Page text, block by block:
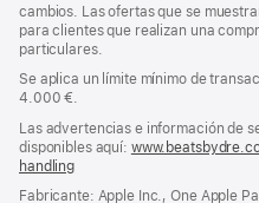
cambios. Las ofertas que se
para clientes que realizan una
particulares.
Se aplica un límite mínimo de
4.000 €.
Las advertencias e información de
disponibles aquí:
handling
Fabricante: Apple Inc., One Apple